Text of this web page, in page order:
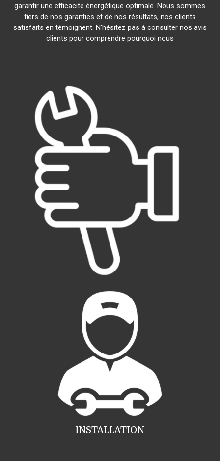
garantir une efficacité énergétique optimale. Nous sommes
fiers de nos garanties et de nos résultats, nos clients
satisfaits en témoignent. N'hésitez pas à consulter nos avis
clients pour comprendre pourquoi nous
INSTALLATION